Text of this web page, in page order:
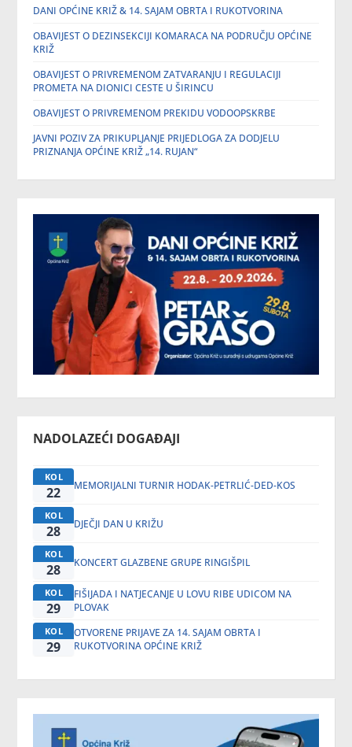
DANI OPĆINE KRIŽ & 14. SAJAM OBRTA I RUKOTVORINA
OBAVIJEST O DEZINSEKCIJI KOMARACA NA PODRUČJU OPĆINE
KRIŽ
OBAVIJEST O PRIVREMENOM ZATVARANJU I REGULACIJI
PROMETA NA DIONICI CESTE U ŠIRINCU
OBAVIJEST O PRIVREMENOM PREKIDU VODOOPSKRBE
JAVNI POZIV ZA PRIKUPLJANJE PRIJEDLOGA ZA DODJELU
PRIZNANJA OPĆINE KRIŽ „14. RUJAN“
NADOLAZEĆI DOGAĐAJI
KOL
22 MEMORIJALNI TURNIR HODAK-PETRLIĆ-DED-KOS
KOL
28 DJEČJI DAN U KRIŽU
KOL
28 KONCERT GLAZBENE GRUPE RINGIŠPIL
KOL
29
FIŠIJADA I NATJECANJE U LOVU RIBE UDICOM NA
PLOVAK
KOL
29
OTVORENE PRIJAVE ZA 14. SAJAM OBRTA I
RUKOTVORINA OPĆINE KRIŽ